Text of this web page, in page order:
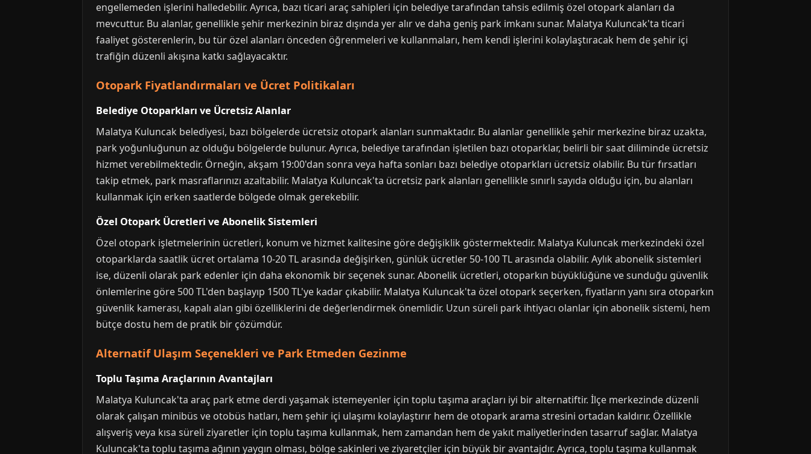
engellemeden işlerini halledebilir. Ayrıca, bazı ticari araç sahipleri için belediye tarafından tahsis edilmiş özel otopark alanları da
mevcuttur. Bu alanlar, genellikle şehir merkezinin biraz dışında yer alır ve daha geniş park imkanı sunar. Malatya Kuluncak'ta ticari
faaliyet gösterenlerin, bu tür özel alanları önceden öğrenmeleri ve kullanmaları, hem kendi işlerini kolaylaştıracak hem de şehir içi
trafiğin düzenli akışına katkı sağlayacaktır.
Otopark Fiyatlandırmaları ve Ücret Politikaları
Belediye Otoparkları ve Ücretsiz Alanlar
Malatya Kuluncak belediyesi, bazı bölgelerde ücretsiz otopark alanları sunmaktadır. Bu alanlar genellikle şehir merkezine biraz uzakta,
park yoğunluğunun az olduğu bölgelerde bulunur. Ayrıca, belediye tarafından işletilen bazı otoparklar, belirli bir saat diliminde ücretsiz
hizmet verebilmektedir. Örneğin, akşam 19:00'dan sonra veya hafta sonları bazı belediye otoparkları ücretsiz olabilir. Bu tür fırsatları
takip etmek, park masraflarınızı azaltabilir. Malatya Kuluncak'ta ücretsiz park alanları genellikle sınırlı sayıda olduğu için, bu alanları
kullanmak için erken saatlerde bölgede olmak gerekebilir.
Özel Otopark Ücretleri ve Abonelik Sistemleri
Özel otopark işletmelerinin ücretleri, konum ve hizmet kalitesine göre değişiklik göstermektedir. Malatya Kuluncak merkezindeki özel
otoparklarda saatlik ücret ortalama 10-20 TL arasında değişirken, günlük ücretler 50-100 TL arasında olabilir. Aylık abonelik sistemleri
ise, düzenli olarak park edenler için daha ekonomik bir seçenek sunar. Abonelik ücretleri, otoparkın büyüklüğüne ve sunduğu güvenlik
önlemlerine göre 500 TL'den başlayıp 1500 TL'ye kadar çıkabilir. Malatya Kuluncak'ta özel otopark seçerken, fiyatların yanı sıra otoparkın
güvenlik kamerası, kapalı alan gibi özelliklerini de değerlendirmek önemlidir. Uzun süreli park ihtiyacı olanlar için abonelik sistemi, hem
bütçe dostu hem de pratik bir çözümdür.
Alternatif Ulaşım Seçenekleri ve Park Etmeden Gezinme
Toplu Taşıma Araçlarının Avantajları
Malatya Kuluncak'ta araç park etme derdi yaşamak istemeyenler için toplu taşıma araçları iyi bir alternatiftir. İlçe merkezinde düzenli
olarak çalışan minibüs ve otobüs hatları, hem şehir içi ulaşımı kolaylaştırır hem de otopark arama stresini ortadan kaldırır. Özellikle
alışveriş veya kısa süreli ziyaretler için toplu taşıma kullanmak, hem zamandan hem de yakıt maliyetlerinden tasarruf sağlar. Malatya
Kuluncak'ta toplu taşıma ağının yaygın olması, bölge sakinleri ve ziyaretçiler için büyük bir avantajdır. Ayrıca, toplu taşıma kullanmak